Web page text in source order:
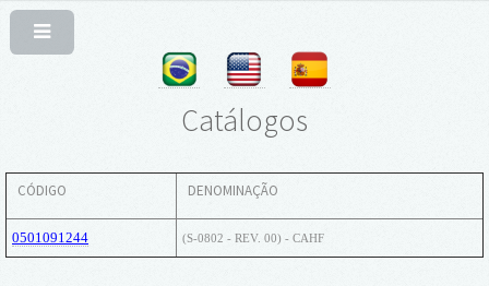
Catálogos
CÓDIGO DENOMINAÇÃO
0501091244 (S-0802 - REV. 00) - CAHF